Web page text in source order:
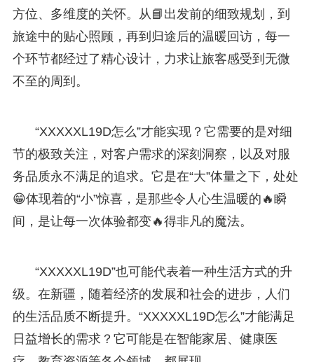
方位、多维度的关怀。从📘出发前的细致规划，到
旅途中的贴心照顾，再到归途后的温暖回访，每一
个环节都经过了精心设计，力求让旅客感受到无微
不至的周到。
“XXXXXL19D怎么”才能实现？它需要的是对细
节的极致关注，对客户需求的深刻洞察，以及对服
务品质永不满足的追求。它是在“大”体量之下，处处
😁体现着的“小”惊喜，是那些令人心生温暖的🔥瞬
间，是让每一次体验都变🔥得非凡的魔法。
“XXXXXL19D”也可能代表着一种生活方式的升
级。在新疆，随着经济的发展和社会的进步，人们
的生活品质不断提升。“XXXXXL19D怎么”才能满足
日益增长的需求？它可能是在智能家居、健康医